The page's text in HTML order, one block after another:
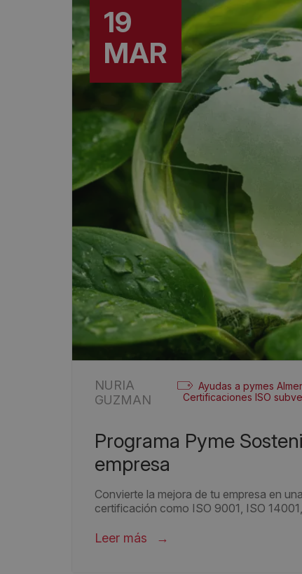
19
MAR
NURIA
GUZMAN
Ayudas a pymes
Certificaciones ISO
Programa Pyme Sostenible 2026: una oportunidad para tu
empresa
Convierte la mejora de tu empresa en
certificación como ISO 9001, ISO
Leer más